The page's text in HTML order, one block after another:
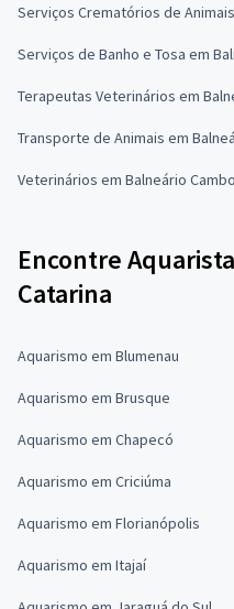
Serviços Crematórios de
Serviços de Banho e Tosa em
Terapeutas Veterinários em
Transporte de Animais em
Veterinários em Balneário
Encontre
Catarina
Aquarismo em Blumenau
Aquarismo em Brusque
Aquarismo em Chapecó
Aquarismo em Criciúma
Aquarismo em Florianópolis
Aquarismo em Itajaí